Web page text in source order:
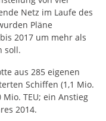
Netz im Laufe des
Pläne
2017 um mehr als
soll.
aus 285 eigenen
Schiffen (1,1 Mio.
TEU; ein Anstieg
2014.